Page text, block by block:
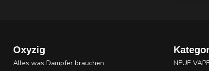
Oxyzig
Alles was Dampfer brauchen
NEUE